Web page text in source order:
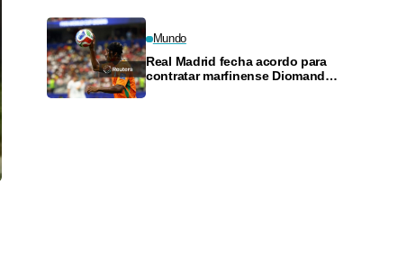
Mundo
Real Madrid fecha acordo para
contratar marfinense Diomande